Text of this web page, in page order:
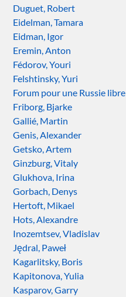
Duguet, Robert
Eidelman, Tamara
Eidman, Igor
Eremin, Anton
Fédorov, Youri
Felshtinsky, Yuri
Forum pour une Russie libre
Friborg, Bjarke
Gallié, Martin
Genis, Alexander
Getsko, Artem
Ginzburg, Vitaly
Glukhova, Irina
Gorbach, Denys
Hertoft, Mikael
Hots, Alexandre
Inozemtsev, Vladislav
Jędral, Paweł
Kagarlitsky, Boris
Kapitonova, Yulia
Kasparov, Garry